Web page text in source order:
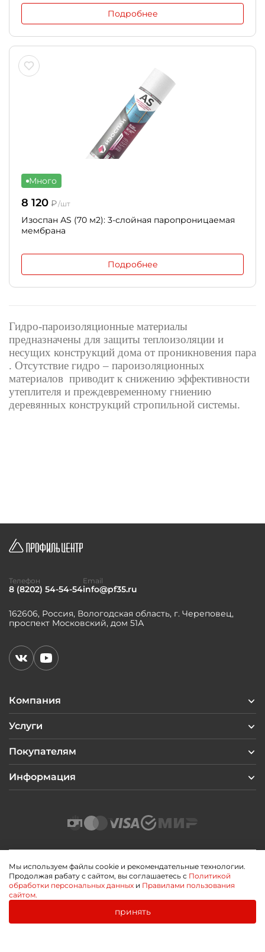
Подробнее
Много
8 120 ₽/шт
Изоспан АS (70 м2): 3-слойная паропроницаемая
мембрана
Подробнее
Гидро-пароизоляционные материалы
предназначены для защиты теплоизоляции и
несущих конструкций дома от проникновения пара
. Отсутствие гидро – пароизоляционных
материалов приводит к снижению эффективности
утеплителя и преждевременному гниению
деревянных конструкций стропильной системы.
Компания
Услуги
Покупателям
Информация
162606, Россия, Вологодская область, г. Череповец,
проспект Московский, дом 51А
Телефон
8 (8202) 54-54-54
Email
info@pf35.ru
2026 © Профиль Центр
Политика конфиденциальности
Разработано
0
Мы используем файлы cookie и рекомендательные технологии.
Продолжая рабату с сайтом, вы соглашаетесь с Политикой
обработки персональных данных и Правилами пользования
сайтом.
принять